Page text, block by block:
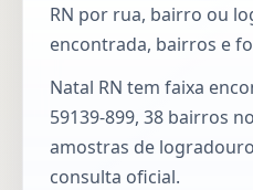
RN por rua, bairro ou
encontrada, bairros e
Natal RN tem faixa
59139-899, 38 bairros
amostras de
consulta oficial.